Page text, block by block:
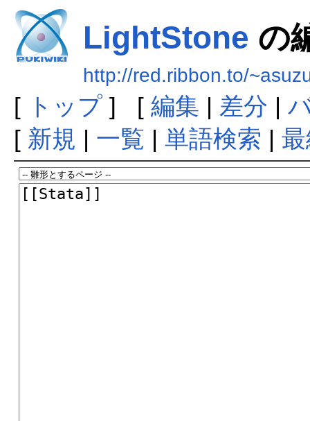
LightStone の
http://red.ribbon.to/
[ トップ] [ 編集 | 差分 |
[ 新規 | 一覧 | 単語検索 |